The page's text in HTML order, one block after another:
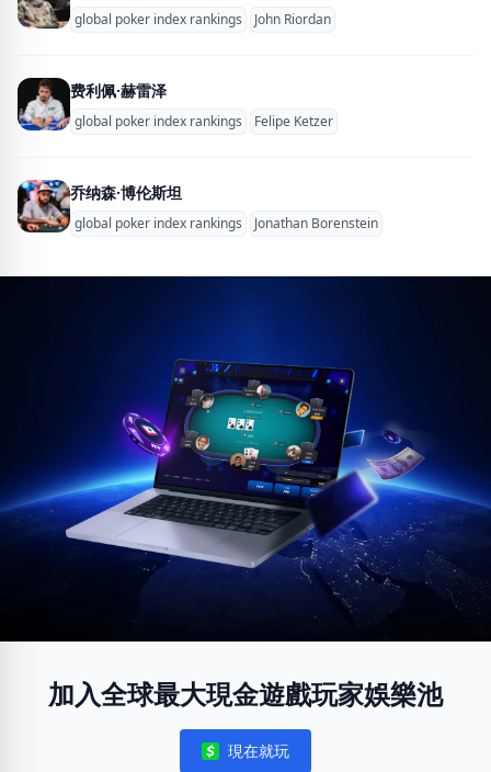
global poker index rankings John Riordan
费利佩·赫雷泽
global poker index rankings Felipe Ketzer
乔纳森·博伦斯坦
global poker index rankings Jonathan Borenstein
加入全球最大現金遊戲玩家娛樂池
Notifications
現在就玩